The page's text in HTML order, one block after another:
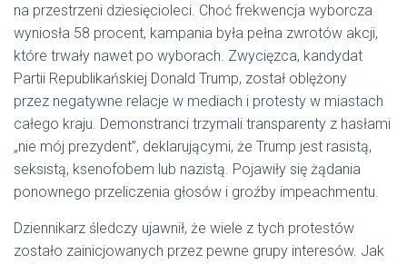
na przestrzeni dziesięcioleci. Choć frekwencja wyborcza
wyniosła 58 procent, kampania była pełna zwrotów akcji,
które trwały nawet po wyborach. Zwycięzca, kandydat
Partii Republikańskiej Donald Trump, został oblężony
przez negatywne relacje w mediach i protesty w miastach
całego kraju. Demonstranci trzymali transparenty z hasłami
„nie mój prezydent”, deklarującymi, że Trump jest rasistą,
seksistą, ksenofobem lub nazistą. Pojawiły się żądania
ponownego przeliczenia głosów i groźby impeachmentu.
Dziennikarz śledczy ujawnił, że wiele z tych protestów
zostało zainicjowanych przez pewne grupy interesów. Jak